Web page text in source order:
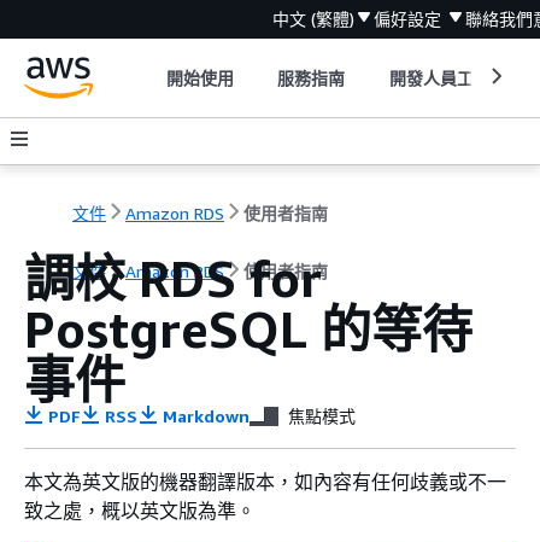
中文 (繁體) 偏好設定 聯絡我們
開始使用 服務指南 開發人員工具
文件 Amazon RDS 使用者指南
文件 Amazon RDS 使用者指南
調校 RDS for
PostgreSQL 的等待
事件
PDF RSS Markdown 焦點模式
本文為英文版的機器翻譯版本，如內容有任何歧義或不一
致之處，概以英文版為準。